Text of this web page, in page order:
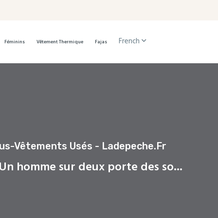
Féminins Vêtement Thermique Fajas French
Vêtements Usés - Ladepeche.fr
homme sur deux porte des so...